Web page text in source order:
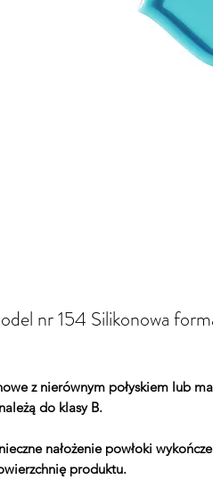
nr 154 Silikonowa
z nierównym połyskiem lub
do klasy B.
nałożenie powłoki
produktu.